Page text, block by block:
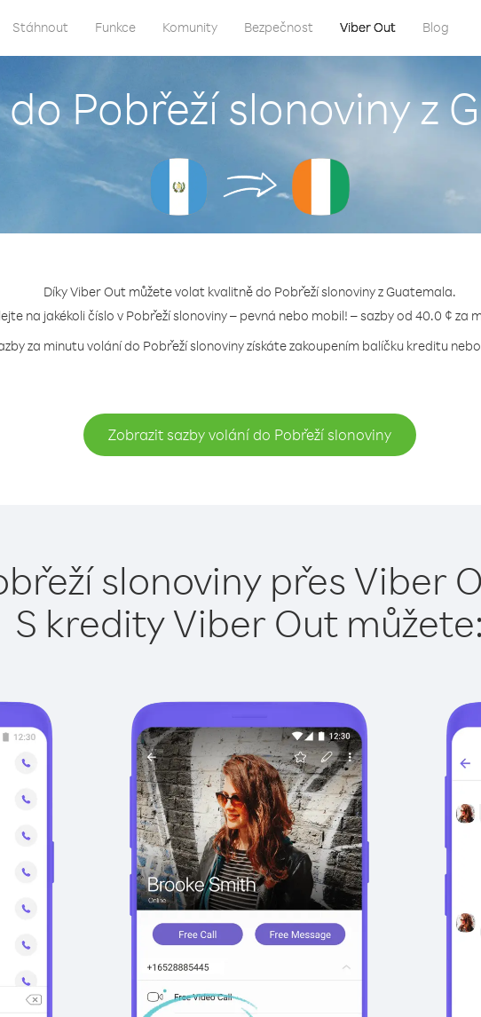
Stáhnout Funkce Komunity Bezpečnost Viber Out Blog
Pobřeží slonoviny z
Díky Viber Out můžete volat kvalitně do Pobřeží slonoviny z Guatemala.
na jakékoli číslo v Pobřeží slonoviny – pevná nebo mobil! – sazby od 40.0 ¢ za
za minutu volání do Pobřeží slonoviny získáte zakoupením balíčku kreditu
Zobrazit sazby volání do Pobřeží slonoviny
slonoviny přes Viber
S kredity Viber Out můžete: